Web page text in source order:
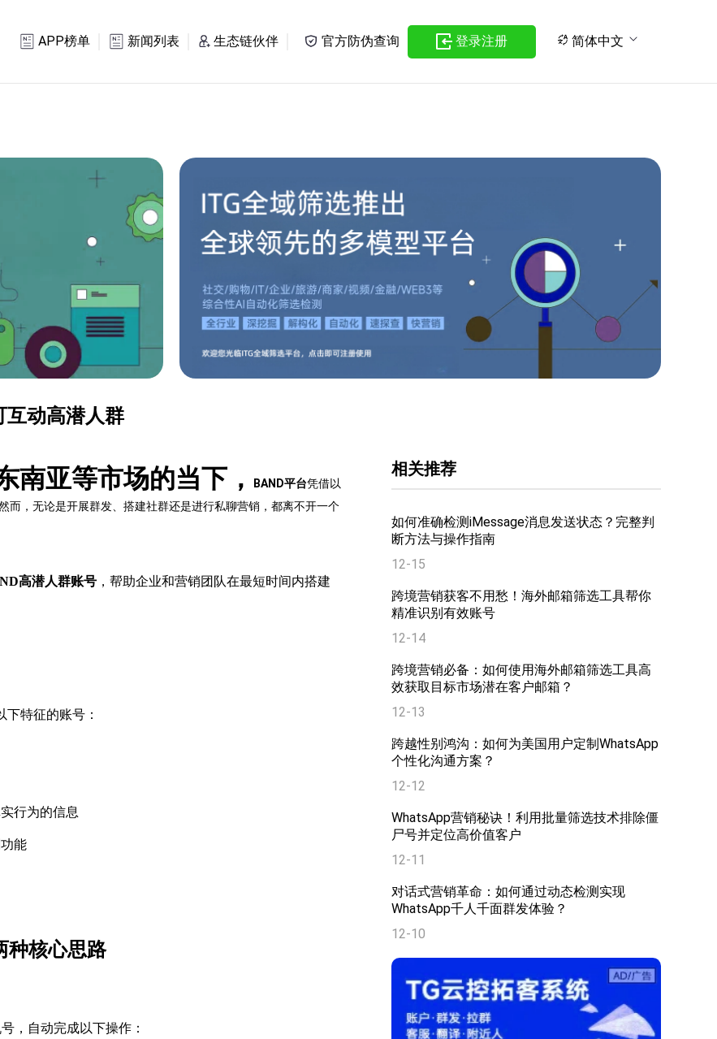
APP榜单 新闻列表 生态链伙伴 官方防伪查询 登录注册 简体中文
互动高潜人群
南亚等市场的当下， BAND平台凭借以
而，无论是开展群发、搭建社群还是进行私聊营销，都离不开一个
高潜人群账号 ，帮助企业和营销团队在最短时间内搭建
下特征的账号：
行为的信息
能
种核心思路
，自动完成以下操作：
相关推荐
如何准确检测iMessage消息发送状态？完整判
断方法与操作指南
12-15
跨境营销获客不用愁！海外邮箱筛选工具帮你
精准识别有效账号
12-14
跨境营销必备：如何使用海外邮箱筛选工具高
效获取目标市场潜在客户邮箱？
12-13
跨越性别鸿沟：如何为美国用户定制WhatsApp
个性化沟通方案？
12-12
WhatsApp营销秘诀！利用批量筛选技术排除僵
尸号并定位高价值客户
12-11
对话式营销革命：如何通过动态检测实现
WhatsApp千人千面群发体验？
12-10